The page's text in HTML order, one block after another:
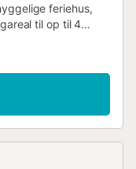
feriehus,
til op til 4
arkitektur
rækkehus i 3
dobbeltseng og
med 2
har alle